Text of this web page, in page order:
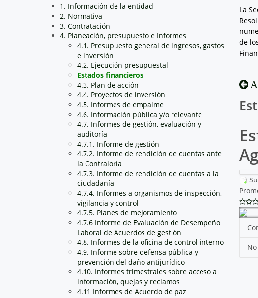
1. Información de la entidad
2. Normativa
3. Contratación
4. Planeación, presupuesto e Informes
4.1. Presupuesto general de ingresos, gastos
e inversión
4.2. Ejecución presupuestal
Estados financieros
4.3. Plan de acción
4.4. Proyectos de inversión
4.5. Informes de empalme
4.6. Información pública y/o relevante
4.7. Informes de gestión, evaluación y
auditoría
4.7.1. Informe de gestión
4.7.2. Informe de rendición de cuentas ante
la Contraloría
4.7.3. Informe de rendición de cuentas a la
ciudadanía
4.7.4. Informes a organismos de inspección,
vigilancia y control
4.7.5. Planes de mejoramiento
4.7.6 Informe de Evaluación de Desempeño
Laboral de Acuerdos de gestión
4.8. Informes de la oficina de control interno
4.9. Informe sobre defensa pública y
prevención del daño antijurídico
4.10. Informes trimestrales sobre acceso a
información, quejas y reclamos
4.11 Informes de Acuerdo de paz
La
de